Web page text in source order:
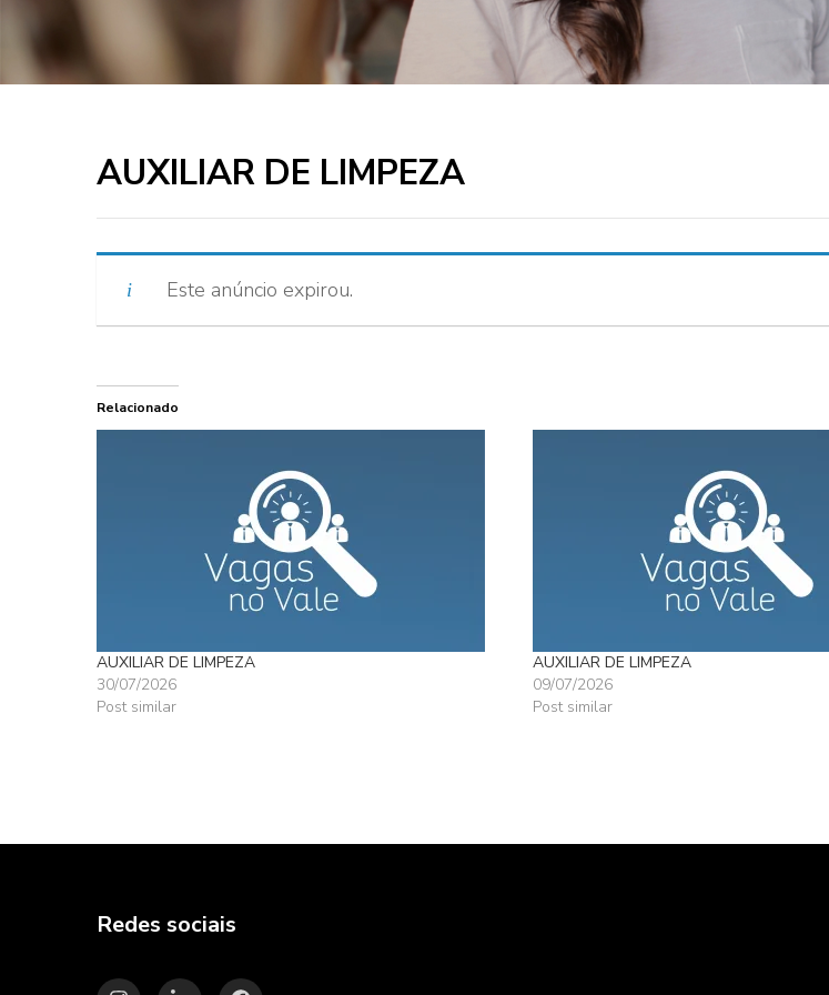
AUXILIAR DE LIMPEZA
Este anúncio expirou.
Relacionado
AUXILIAR DE LIMPEZA
30/07/2026
Post similar
AUXILIAR DE LIMPEZA
09/07/2026
Post similar
Redes sociais